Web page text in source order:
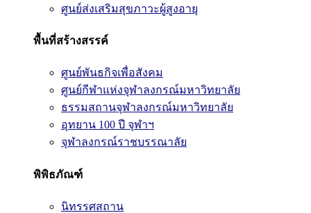
ศูนย์ส่งเสริมสุขภาวะผู้สูงอายุ
พื้นที่สร้างสรรค์
ศูนย์พันธกิจเพื่อสังคม
ศูนย์กีฬาแห่งจุฬาลงกรณ์มหาวิทยาลัย
ธรรมสถานจุฬาลงกรณ์มหาวิทยาลัย
อุทยาน 100 ปี จุฬาฯ
จุฬาลงกรณ์ราชบรรณาลัย
พิพิธภัณฑ์
นิทรรศสถาน